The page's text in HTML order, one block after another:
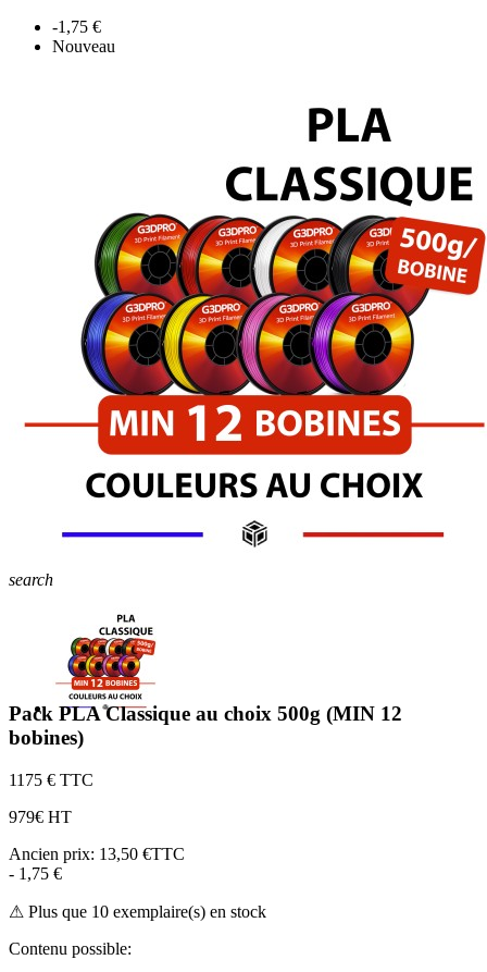
-1,75 €
Nouveau
search
Pack PLA Classique au choix 500g (MIN 12
bobines)
11 75 € TTC
979€ HT
Ancien prix: 13,50 €TTC
- 1,75 €
⚠ Plus que 10 exemplaire(s) en stock
Contenu possible: